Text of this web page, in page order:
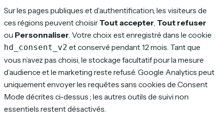
Sur les pages publiques et d’authentification, les visiteurs de
ces régions peuvent choisir Tout accepter, Tout refuser
ou Personnaliser. Votre choix est enregistré dans le cookie
hd_consent_v2 et conservé pendant 12 mois. Tant que
vous n’avez pas choisi, le stockage facultatif pour la mesure
d’audience et le marketing reste refusé. Google Analytics peut
uniquement envoyer les requêtes sans cookies de Consent
Mode décrites ci-dessus ; les autres outils de suivi non
essentiels restent désactivés.